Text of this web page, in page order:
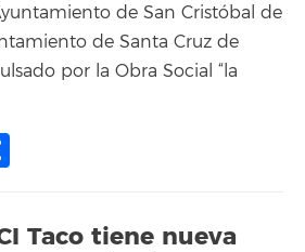
de San Cristóbal de
de Santa Cruz de
por la Obra Social “la
Taco tiene nueva